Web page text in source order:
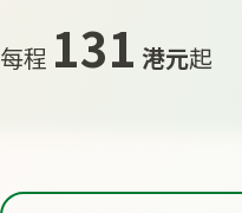
每程 131 港元起